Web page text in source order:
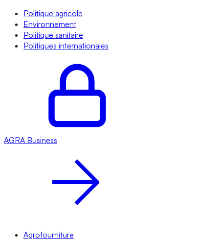
Politique agricole
Environnement
Politique sanitaire
Politiques internationales
AGRA Business
Agrofourniture